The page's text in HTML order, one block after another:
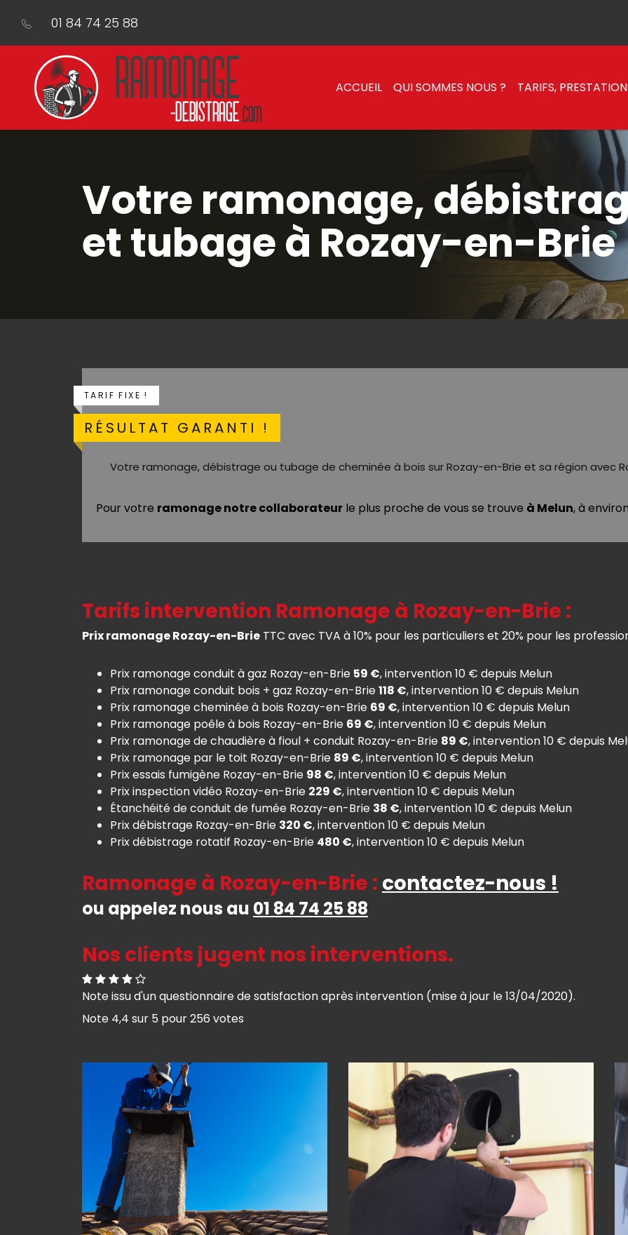
01 84 74 25 88
ACCUEIL QUI SOMMES NOUS ? TARIFS,
Votre ramonage,
et tubage à Rozay-en-Brie
TARIF FIXE !
RÉSULTAT GARANTI !
Votre ramonage, débistrage ou tubage de cheminée à bois sur Rozay-en-Brie et sa région avec
Pour votre ramonage notre collaborateur le plus proche de vous se trouve à Melun, à
Tarifs intervention Ramonage à Rozay-en-Brie :
Prix ramonage Rozay-en-Brie TTC avec TVA à 10% pour les particuliers et 20% pour les
Prix ramonage conduit à gaz Rozay-en-Brie 59 €, intervention 10 € depuis Melun
Prix ramonage conduit bois + gaz Rozay-en-Brie118 €, intervention 10 € depuis Melun
Prix ramonage cheminée à bois Rozay-en-Brie 69 €, intervention 10 € depuis Melun
Prix ramonage poêle à bois Rozay-en-Brie 69 €, intervention 10 € depuis Melun
Prix ramonage de chaudière à fioul + conduit Rozay-en-Brie 89 €, intervention 10 € depuis
Prix ramonage par le toit Rozay-en-Brie 89 €, intervention 10 € depuis Melun
Prix essais fumigène Rozay-en-Brie 98 €, intervention 10 € depuis Melun
Prix inspection vidéo Rozay-en-Brie 229 €, intervention 10 € depuis Melun
Étanchéité de conduit de fumée Rozay-en-Brie 38 €, intervention 10 € depuis Melun
Prix débistrage Rozay-en-Brie 320 €, intervention 10 € depuis Melun
Prix débistrage rotatif Rozay-en-Brie 480 €, intervention 10 € depuis Melun
Ramonage à Rozay-en-Brie : contactez-nous !
ou appelez nous au 01 84 74 25 88
Nos clients jugent nos interventions.
Note issu d'un questionnaire de satisfaction après intervention (mise à jour le 13/04/2020).
Note 4,4 sur 5 pour256 votes